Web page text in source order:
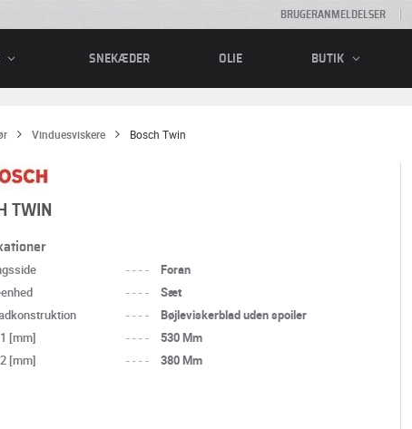
BRUGERANMELDELSER
SNEKÆDER OLIE BUTIK
Vinduesviskere Bosch Twin
TWIN
----
Foran
----
Sæt
----
Bøjleviskerblad uden spoiler
[mm]
----
530 Mm
[mm]
---- 380 Mm